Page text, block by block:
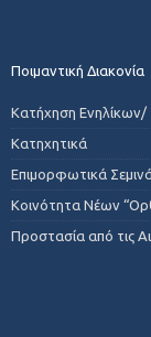
Ποιμαντική Διακονία
Κατήχηση
Κατηχητικά
Επιμορφωτικά
Κοινότητα Νέων
Προστασία από τις